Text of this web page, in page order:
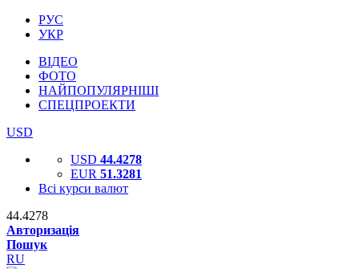
РУС
УКР
ВІДЕО
ФОТО
НАЙПОПУЛЯРНІШІ
СПЕЦПРОЕКТИ
USD
USD 44.4278
EUR 51.3281
Всі курси валют
44.4278
Авторизація
Пошук
RU